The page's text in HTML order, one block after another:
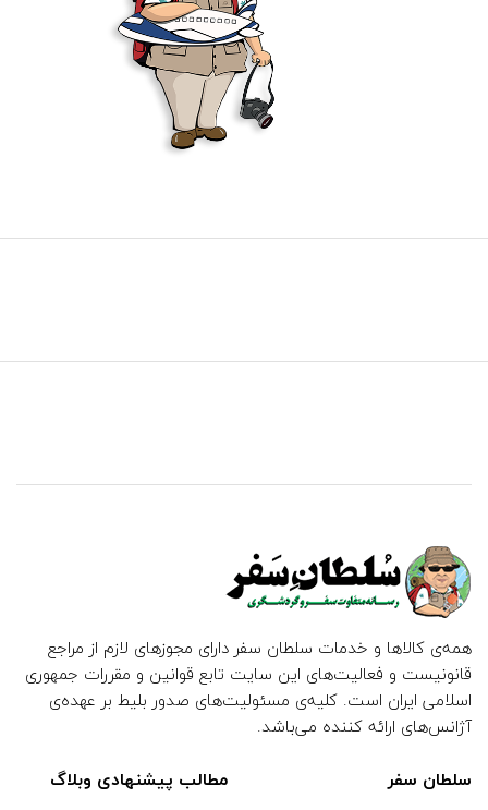
همه‌ی کالاها و خدمات سلطان سفر دارای مجوزهای لازم از مراجع
قانونیست و فعالیت‌های این سایت تابع قوانین و مقررات جمهوری
اسلامی ایران است. کلیه‌ی مسئولیت‌های صدور بلیط بر عهده‌ی
آژانس‌های ارائه کننده می‌باشد.
سلطان سفر مطالب پیشنهادی وبلاگ